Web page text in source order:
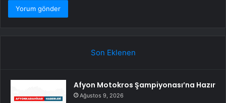
Son Eklenen
Afyon Motokros Şampiyonası’na Hazır
Ağustos 9, 2026